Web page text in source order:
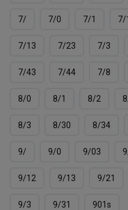
7/ 7/0 7/1 7/
7/13 7/23 7/3
7/43 7/44 7/8
8/0 8/1 8/2
8/3 8/30 8/34
9/ 9/0 9/03
9/12 9/13 9/21
9/3 9/31 901s